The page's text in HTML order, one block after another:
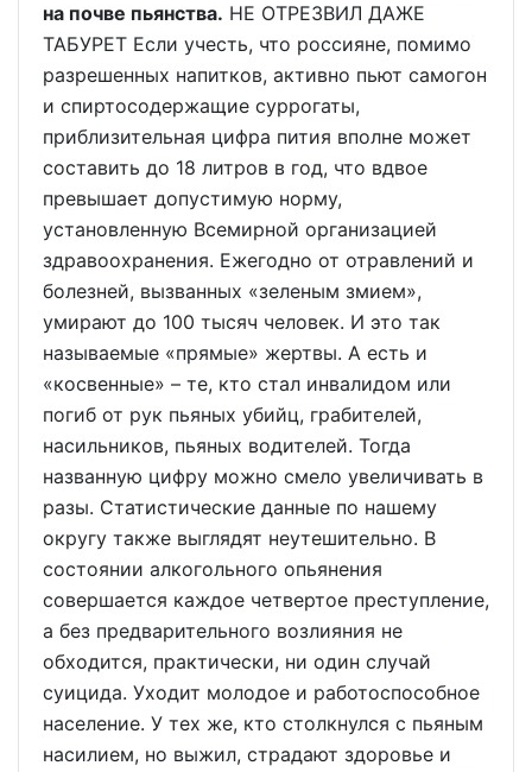
на почве пьянства. НЕ ОТРЕЗВИЛ ДАЖЕ
ТАБУРЕТ Если учесть, что россияне, помимо
разрешенных напитков, активно пьют самогон
и спиртосодержащие суррогаты,
приблизительная цифра пития вполне может
составить до 18 литров в год, что вдвое
превышает допустимую норму,
установленную Всемирной организацией
здравоохранения. Ежегодно от отравлений и
болезней, вызванных «зеленым змием»,
умирают до 100 тысяч человек. И это так
называемые «прямые» жертвы. А есть и
«косвенные» – те, кто стал инвалидом или
погиб от рук пьяных убийц, грабителей,
насильников, пьяных водителей. Тогда
названную цифру можно смело увеличивать в
разы. Статистические данные по нашему
округу также выглядят неутешительно. В
состоянии алкогольного опьянения
совершается каждое четвертое преступление,
а без предварительного возлияния не
обходится, практически, ни один случай
суицида. Уходит молодое и работоспособное
население. У тех же, кто столкнулся с пьяным
насилием, но выжил, страдают здоровье и